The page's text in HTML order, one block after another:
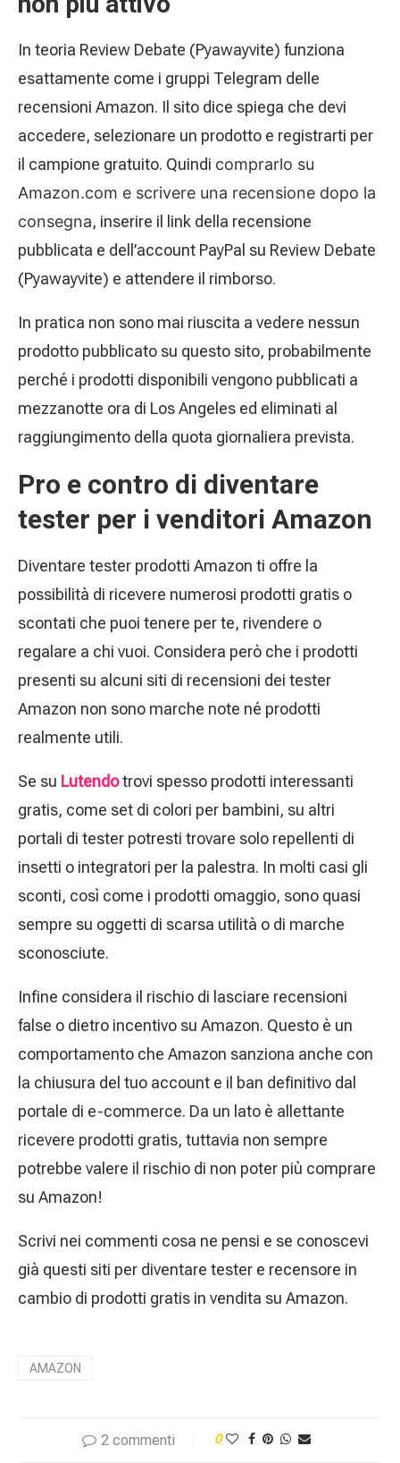
In teoria Review Debate (Pyawayvite) funziona
esattamente come i gruppi Telegram delle
recensioni Amazon. Il sito dice spiega che devi
accedere, selezionare un prodotto e registrarti per
il campione gratuito. Quindi comprarlo su
Amazon.com e scrivere una recensione dopo la
consegna, inserire il link della recensione
pubblicata e dell’account PayPal su Review Debate
(Pyawayvite) e attendere il rimborso.
In pratica non sono mai riuscita a vedere nessun
prodotto pubblicato su questo sito, probabilmente
perché i prodotti disponibili vengono pubblicati a
mezzanotte ora di Los Angeles ed eliminati al
raggiungimento della quota giornaliera prevista.
Pro e contro di diventare
tester per i venditori Amazon
Diventare tester prodotti Amazon ti offre la
possibilità di ricevere numerosi prodotti gratis o
scontati che puoi tenere per te, rivendere o
regalare a chi vuoi. Considera però che i prodotti
presenti su alcuni siti di recensioni dei tester
Amazon non sono marche note né prodotti
realmente utili.
Se su Lutendotrovi spesso prodotti interessanti
gratis, come set di colori per bambini, su altri
portali di tester potresti trovare solo repellenti di
insetti o integratori per la palestra. In molti casi gli
sconti, così come i prodotti omaggio, sono quasi
sempre su oggetti di scarsa utilità o di marche
sconosciute.
Infine considera il rischio di lasciare recensioni
false o dietro incentivo su Amazon. Questo è un
comportamento che Amazon sanziona anche con
la chiusura del tuo account e il ban definitivo dal
portale di e-commerce. Da un lato è allettante
ricevere prodotti gratis, tuttavia non sempre
potrebbe valere il rischio di non poter più comprare
su Amazon!
Scrivi nei commenti cosa ne pensi e se conoscevi
già questi siti per diventare tester e recensore in
cambio di prodotti gratis in vendita su Amazon.
AMAZON
2 commenti 0